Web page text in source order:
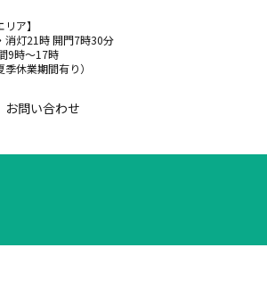
リア】
消灯21時 開門7時30分
9時～17時
休業期間有り）
お問い合わせ